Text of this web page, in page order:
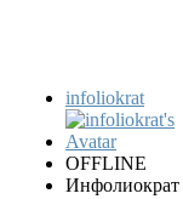
infoliokrat
OFFLINE
Инфолиократ